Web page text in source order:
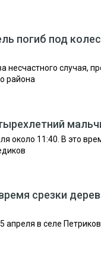
погиб под
несчастного случая,
района
около 11:40. В это
срезки
в селе